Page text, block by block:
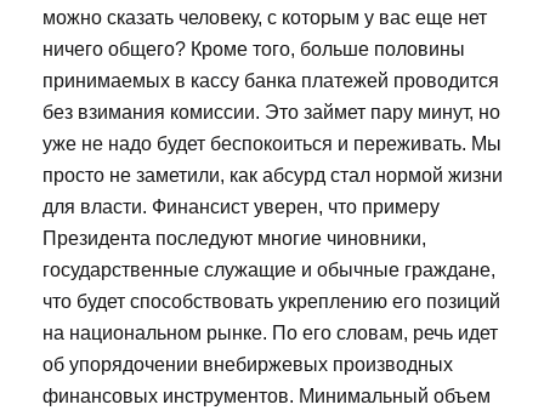
можно сказать человеку, с которым у вас еще нет
ничего общего? Кроме того, больше половины
принимаемых в кассу банка платежей проводится
без взимания комиссии. Это займет пару минут, но
уже не надо будет беспокоиться и переживать. Мы
просто не заметили, как абсурд стал нормой жизни
для власти. Финансист уверен, что примеру
Президента последуют многие чиновники,
государственные служащие и обычные граждане,
что будет способствовать укреплению его позиций
на национальном рынке. По его словам, речь идет
об упорядочении внебиржевых производных
финансовых инструментов. Минимальный объем